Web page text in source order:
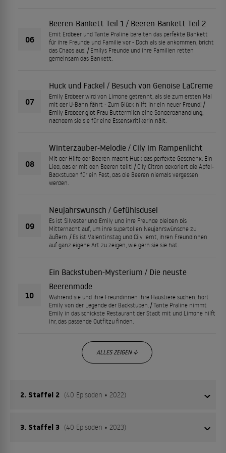
06
Beeren-Bankett Teil 1 / Beeren-Bankett Teil 2
Emit Erdbeer und Tante Praline bereiten das perfekte Bankett
für ihre Freunde und Familie vor - Doch als sie ankommen, bricht
das Chaos aus! / Emilys Freunde und ihre Familien retten
gemeinsam das Bankett.
07
Huck und Fackel / Besuch von Genoise LaCreme
Emily Erdbeer wird von Limone getrennt, als sie zum ersten Mal
mit der U-Bahn fährt - Zum Glück hilft ihr ein neuer Freund! /
Emily Erdbeer gibt Frau Buttermilch eine Sonderbahandlung,
nachdem sie sie für eine Essenskritikerin hält.
08
Winterzauber-Melodie / Cily im Rampenlicht
Mit der Hilfe der Beeren macht Huck das perfekte Geschenk: Ein
Lied, das er mit den Beeren teilt! / Cily Citron dekoriert die Apfel-
Backstuben für ein Fest, das die Beeren niemals vergessen
werden.
09
Neujahrswunsch / Gefühlsdusel
Es ist Silvester und Emily und ihre Freunde bleiben bis
Mitternacht auf, um ihre supertollen Neujahrswünsche zu
äußern. / Es ist Valentinstag und Cily lernt, ihren Freundinnen
auf ganz eigene Art zu zeigen, wie gern sie sie hat.
10
Ein Backstuben-Mysterium / Die neuste
Beerenmode
Während sie und ihre Freundinnen ihre Haustiere suchen, hört
Emily von der Legende der Backstuben. / Tante Praline nimmt
Emily in das schickste Restaurant der Stadt mit und Limone hilft
ihr, das passende Outfitzu finden.
ALLES ZEIGEN ↓
2. Staffel 2 (40 Episoden • 2022)
Emily Erdbeer träumt davon, die größte Bäckerin zu
3. Staffel 3 (40 Episoden • 2023)